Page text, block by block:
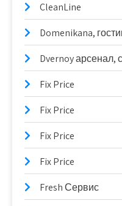
CleanLine
Domenikana,
Dvernoy арсенал,
Fix Price
Fix Price
Fix Price
Fix Price
Fresh Сервис